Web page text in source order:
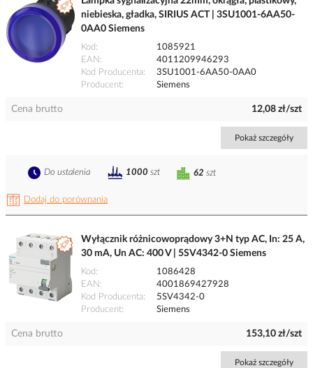
niebieska, gładka, SIRIUS ACT | 3SU1001-6AA50-
0AA0 Siemens
Kod
1085921
EAN
4011209946293
Kod Producenta
3SU1001-6AA50-0AA0
Producent
Siemens
Cena brutto 12,08 zł/szt
Pokaż szczegóły
Dodaj do porównania
62 szt
Do ustalenia 1000 szt
Wyłącznik różnicowoprądowy 3+N typ AC, In: 25 A,
30 mA, Un AC: 400 V | 5SV4342-0 Siemens
Kod
1086428
EAN
4001869427928
Kod Producenta
5SV4342-0
Producent
Siemens
Cena brutto 153,10 zł/szt
Pokaż szczegóły